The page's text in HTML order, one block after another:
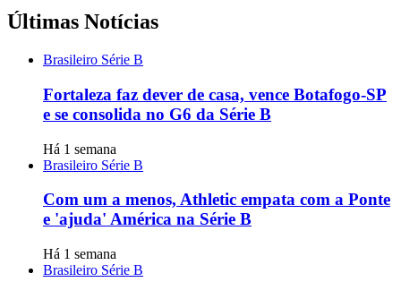
Últimas Notícias
Brasileiro Série B
Fortaleza faz dever de casa, vence Botafogo-SP
e se consolida no G6 da Série B
Há 1 semana
Brasileiro Série B
Com um a menos, Athletic empata com a Ponte
e 'ajuda' América na Série B
Há 1 semana
Brasileiro Série B